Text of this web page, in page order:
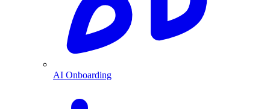
AI Onboarding